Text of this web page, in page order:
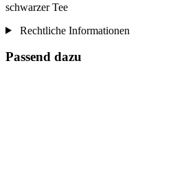
schwarzer Tee
Rechtliche Informationen
Passend dazu